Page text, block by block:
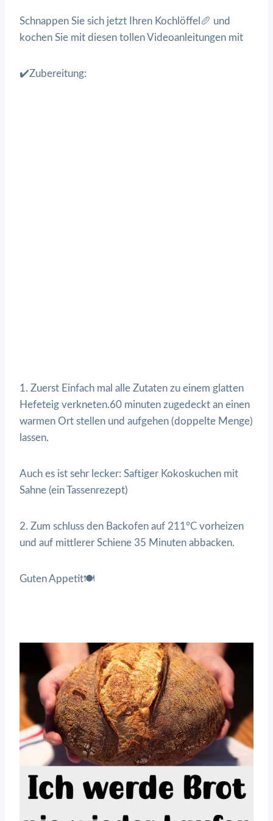
Schnappen Sie sich jetzt Ihren Kochlöffel🥖 und
kochen Sie mit diesen tollen Videoanleitungen mit
✔️Zubereitung:
1. Zuerst Einfach mal alle Zutaten zu einem glatten
Hefeteig verkneten.60 minuten zugedeckt an einen
warmen Ort stellen und aufgehen (doppelte Menge)
lassen.
Auch es ist sehr lecker: Saftiger Kokoskuchen mit
Sahne (ein Tassenrezept)
2. Zum schluss den Backofen auf 211°C vorheizen
und auf mittlerer Schiene 35 Minuten abbacken.
Guten Appetit🍽️